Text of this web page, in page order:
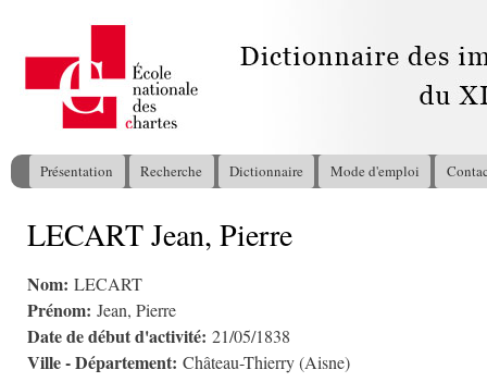
Menu principal
Présentation Recherche Dictionnaire Mode d'emploi
Vous êtes ici
LECART Jean, Pierre
Nom: LECART
Prénom: Jean, Pierre
Date de début d'activité: 21/05/1838
Ville - Département: Château-Thierry (Aisne)